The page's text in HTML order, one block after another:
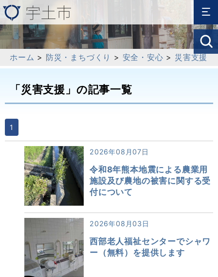
ホーム > 防災・まちづくり > 安全・安心 > 災害支援
「災害支援」の記事一覧
1
2026年08月07日
令和8年熊本地震による農業用
施設及び農地の被害に関する受
付について
2026年08月03日
西部老人福祉センターでシャワ
ー（無料）を提供します